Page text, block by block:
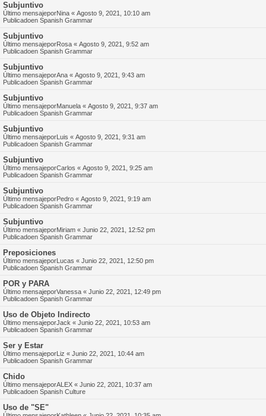
Subjuntivo
Último mensajeporNina « Agosto 9, 2021, 10:10 am
Publicadoen Spanish Grammar
Subjuntivo
Último mensajeporRosa « Agosto 9, 2021, 9:52 am
Publicadoen Spanish Grammar
Subjuntivo
Último mensajeporAna « Agosto 9, 2021, 9:43 am
Publicadoen Spanish Grammar
Subjuntivo
Último mensajeporManuela « Agosto 9, 2021, 9:37 am
Publicadoen Spanish Grammar
Subjuntivo
Último mensajeporLuis « Agosto 9, 2021, 9:31 am
Publicadoen Spanish Grammar
Subjuntivo
Último mensajeporCarlos « Agosto 9, 2021, 9:25 am
Publicadoen Spanish Grammar
Subjuntivo
Último mensajeporPedro « Agosto 9, 2021, 9:19 am
Publicadoen Spanish Grammar
Subjuntivo
Último mensajeporMiriam « Junio 22, 2021, 12:52 pm
Publicadoen Spanish Grammar
Preposiciones
Último mensajeporLucas « Junio 22, 2021, 12:50 pm
Publicadoen Spanish Grammar
POR y PARA
Último mensajeporVanessa « Junio 22, 2021, 12:49 pm
Publicadoen Spanish Grammar
Uso de Objeto Indirecto
Último mensajeporJack « Junio 22, 2021, 10:53 am
Publicadoen Spanish Grammar
Ser y Estar
Último mensajeporLiz « Junio 22, 2021, 10:44 am
Publicadoen Spanish Grammar
Chido
Último mensajeporALEX « Junio 22, 2021, 10:37 am
Publicadoen Spanish Culture
Uso de "SE"